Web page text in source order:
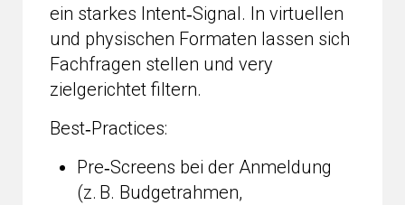
ein starkes Intent‑Signal. In virtuellen
und physischen Formaten lassen sich
Fachfragen stellen und very
zielgerichtet filtern.
Best‑Practices:
Pre‑Screens bei der Anmeldung
(z. B. Budgetrahmen,